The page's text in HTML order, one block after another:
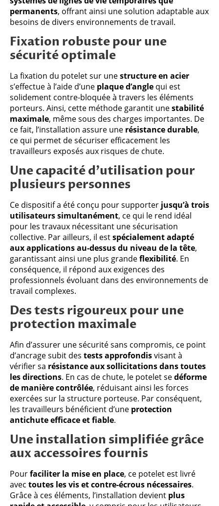
permanents, offrant ainsi une solution adaptable aux
besoins de divers environnements de travail.
Fixation robuste pour une
sécurité optimale
La fixation du potelet sur unestructure en acier
s’effectue à l’aide d’une plaque d’angle qui est
solidement contre-bloquée à travers les éléments
porteurs. Ainsi, cette méthode garantit unestabilité
maximale, même sous des charges importantes. De
ce fait, l’installation assure une résistance durable,
ce qui permet de sécuriser efficacement les
travailleurs exposés aux risques de chute.
Une capacité d’utilisation pour
plusieurs personnes
Ce dispositif a été conçu pour supporter jusqu’à trois
utilisateurs simultanément, ce qui le rend idéal
pour les travaux nécessitant une sécurisation
collective. Par ailleurs, il estspécialement adapté
aux applications au-dessus du niveau de la tête,
garantissant ainsi une plus grandeflexibilité. En
conséquence, il répond aux exigences des
professionnels évoluant dans des environnements de
travail complexes.
Des tests rigoureux pour une
protection maximale
Afin d’assurer une sécurité sans compromis, ce point
d’ancrage subit des tests approfondisvisant à
vérifier sa résistance aux sollicitations dans toutes
les directions. En cas de chute, le potelet sedéforme
de manière contrôlée, réduisant ainsi les forces
exercées sur la structure porteuse. Par conséquent,
les travailleurs bénéficient d’une protection
antichute efficace et fiable.
Une installation simplifiée grâce
aux accessoires fournis
Pourfaciliter la mise en place, ce potelet est livré
avec toutes les vis et contre-écrous nécessaires.
Grâce à ces éléments, l’installation devient plus